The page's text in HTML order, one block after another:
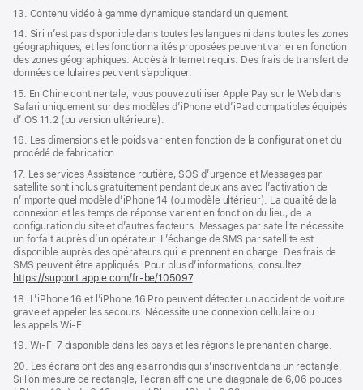
13. Contenu vidéo à gamme dynamique standard uniquement.
14. Siri n’est pas disponible dans toutes les langues ni dans toutes les zones
géographiques, et les fonctionnalités proposées peuvent varier en fonction
des zones géographiques. Accès à Internet requis. Des frais de transfert de
données cellulaires peuvent s’appliquer.
15. En Chine continentale, vous pouvez utiliser Apple Pay sur le Web dans
Safari uniquement sur des modèles d’iPhone et d’iPad compatibles équipés
d’iOS 11.2 (ou version ultérieure).
16. Les dimensions et le poids varient en fonction de la configuration et du
procédé de fabrication.
17. Les services Assistance routière, SOS d’urgence et Messages par
satellite sont inclus gratuitement pendant deux ans avec l’activation de
n’importe quel modèle d’iPhone 14 (ou modèle ultérieur). La qualité de la
connexion et les temps de réponse varient en fonction du lieu, de la
configuration du site et d’autres facteurs. Messages par satellite nécessite
un forfait auprès d’un opérateur. L’échange de SMS par satellite est
disponible auprès des opérateurs qui le prennent en charge. Des frais de
SMS peuvent être appliqués. Pour plus d’informations, consultez
https://support.apple.com/fr-be/105097.
18. L’iPhone 16 et l’iPhone 16 Pro peuvent détecter un accident de voiture
grave et appeler les secours. Nécessite une connexion cellulaire ou
les appels Wi‑Fi.
19. Wi-Fi 7 disponible dans les pays et les régions le prenant en charge.
20. Les écrans ont des angles arrondis qui s’inscrivent dans un rectangle.
Si l’on mesure ce rectangle, l’écran affiche une diagonale de 6,06 pouces